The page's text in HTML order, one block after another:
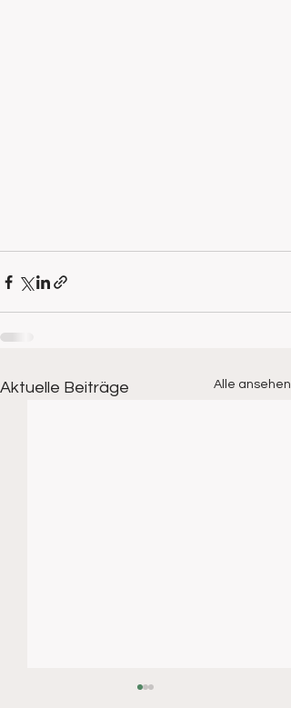
Aktuelle Beiträge Alle ansehen